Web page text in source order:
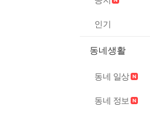
인기
동네생활
동네 일상
동네 정보